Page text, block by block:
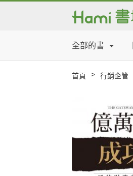
全部的書
首頁 > 行銷企管